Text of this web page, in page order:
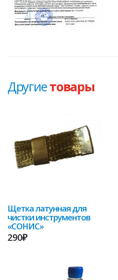
Другиетовары
Щетка латунная для
чистки инструментов
«СОНИС»
290₽